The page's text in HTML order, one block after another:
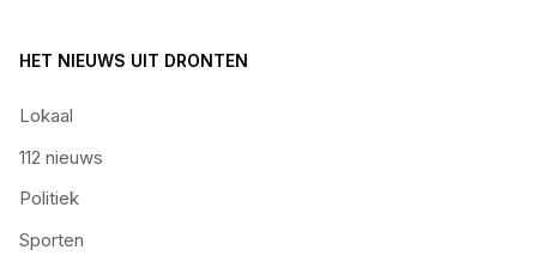
HET NIEUWS UIT DRONTEN
Lokaal
112 nieuws
Politiek
Sporten